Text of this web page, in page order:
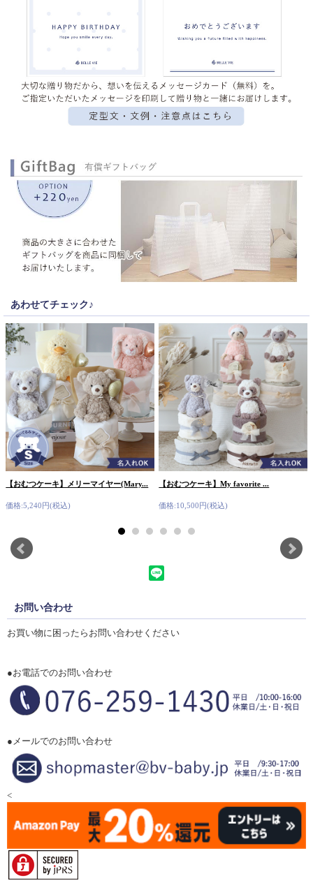
あわせてチェック♪
【おむつケーキ】メリーマイヤー(Mary...
価格:5,240円(税込)
【おむつケーキ】My favorite ...
価格:10,500円(税込)
お問い合わせ
お買い物に困ったらお問い合わせください
●お電話でのお問い合わせ
●メールでのお問い合わせ
<